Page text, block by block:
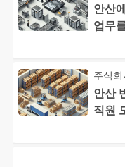
안산
업무
주식
안산
직원